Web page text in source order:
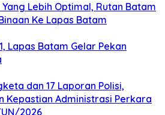
Lebih Optimal, Rutan Batam
Ke Lapas Batam
Lapas Batam Gelar Pekan
dan 17 Laporan Polisi,
Kepastian Administrasi Perkara
2026